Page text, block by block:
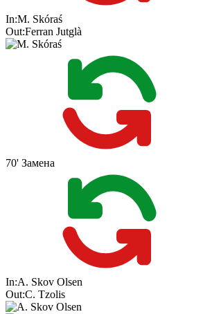
In:M. Skóraś
Out:Ferran Jutglà
70' Замена
In:A. Skov Olsen
Out:C. Tzolis